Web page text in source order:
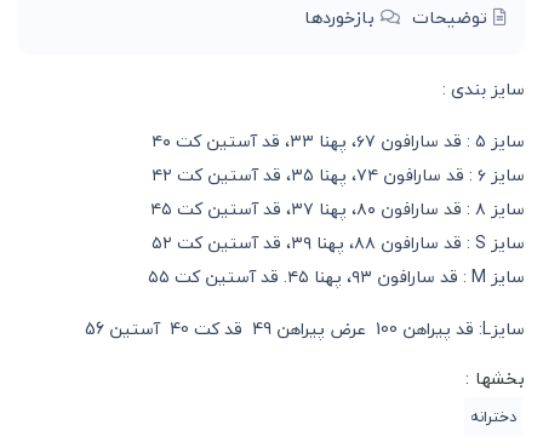
توضیحات بازخوردها
سایز بندی :
سایز ۵ : قد سارافون ۶۷، پهنا ۳۳، قد آستین کت ۴۰
سایز ۶ : قد سارافون ۷۴، پهنا ۳۵، قد آستین کت ۴۲
سایز ۸ : قد سارافون ۸۰، پهنا ۳۷، قد آستین کت ۴۵
سایز S : قد سارافون ۸۸، پهنا ۳۹، قد آستین کت ۵۲
سایز M : قد سارافون ۹۳، پهنا ۴۵. قد آستین کت ۵۵
سایزL: قد پیراهن 100 عرض پیراهن 49 قد کت 40 آستین 56
بخشها :
دخترانه